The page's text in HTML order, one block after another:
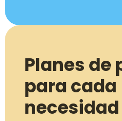
Planes de
para cada
necesidad